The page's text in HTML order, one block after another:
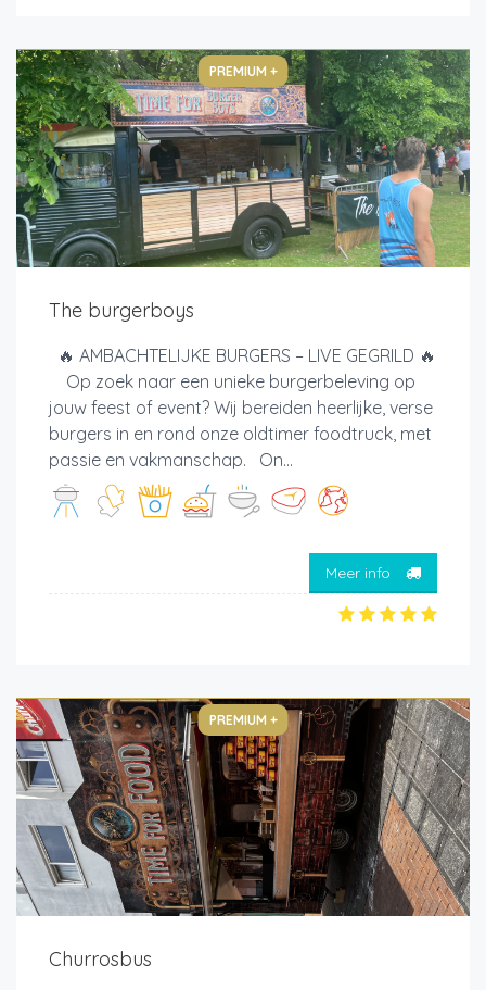
PREMIUM +
The burgerboys
🔥 AMBACHTELIJKE BURGERS – LIVE GEGRILD 🔥
Op zoek naar een unieke burgerbeleving op
jouw feest of event? Wij bereiden heerlijke, verse
burgers in en rond onze oldtimer foodtruck, met
passie en vakmanschap. On...
Meer info
PREMIUM +
Churrosbus